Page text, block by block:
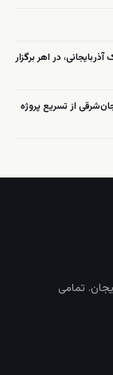
در اهر برگزار
از تسریع پروژه
تمامی